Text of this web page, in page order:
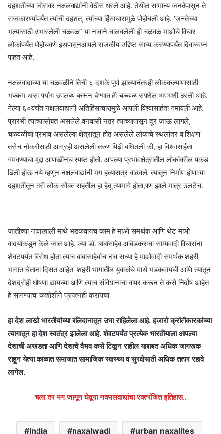
दहशतीच्या जोरावर नक्षलवाद्यांनी वेठीस धरले आहे. तेथील सामान्य जनतेपासून ते
राजकारण्यांपर्यंत त्यांची दहशत, त्यांच्या हिंसाचारामुळे पोहोचली आहे. ‘जनतेच्या
भल्यासाठी उभारलेली चळवळ” या नावाने चालवलेली ही चळवळ माओचे विचार
लोकांपर्यंत पोहोचवणे इथपासूनआपले राजकीय उद्दिष्ट साध्य करण्यापर्यंत दिवास्वप्न
पाहत आहे.
नक्षलवादाच्या या चळवळीने तिची ६ दशके पूर्ण झाल्यानंतरही लोककल्याणासाठी
भक्कम असा पर्याय उपलब्ध करून देण्यात ही चळवळ सपशेल अपयशी ठरली आहे.
गेल्या ६०वर्षांत नक्षलवाद्यांनी अतिहिंसाचारामुळे आपली विश्वासार्हता गमावली आहे.
प्रारंभी त्यांच्यासोबत असलेले वनवासी नंतर त्यांच्यापासून दूर जाऊ लागले,
चळवळीचा प्रभाव असलेल्या क्षेत्रातून होत असलेले लोकांचे स्थलांतर व शिक्षण
तसेच नोकरीसाठी आग्रही असलेली तरुण पिढ़ी बघितली की, हा विश्वासार्हता
गमवण्याचा मुद्दा आणखीनच स्पष्ट होतो. आपल्या प्रभावक्षेत्रातील लोकांवरील पकड
ढिली होऊ नये म्हणून नक्षलवाद्यांनी मग हत्यासत्र वाढवले. त्यातून निर्माण होणाऱ्या
दहशतीतून तरी लोक सोबत राहतील हा हेतू त्यामागे होता,पण झाले मात्र उलटेच.
जातीच्या नावाखाली माथे भडकवायचं काम हे माओ समर्थक आणि थेट माओ
वादयांकडून केले जात आहे. ज्या डॉ. बाबासाहेब आंबेडकरांचा साम्यवादी विचारांना
शेवटपर्यंत विरोध होता त्याच बाबासाहेबांच नाव सध्या हे माओवादी समर्थक शहरी
भागात घेताना दिसत आहेत. शहरी भागातील युवकांचे माथे भडकवायची आणि त्यातून
देशद्रोही घोषणा द्यायच्या आणि त्याच संविधानाचा वापर करून ते कसे निर्दोष आहेत
हे सांगण्याचा कशोशीने प्रयत्नही करायचा.
हा देश लाखो भारतीयांच्या बलिदानातून उभा राहिलेला आहे. हजारो क्रांतीकारकांच्या
त्यागातून हा देश स्वतंत्र झालेला आहे. शेवटपर्यंत प्रत्येक भारतीयाला आपल्या
देशाची अखंडता आणि देशाचे वैभव कसे टिकून राहील याबाबत अधिक जागरूक
राहून येत्या काळात समाजात सामाजिक स्वास्थ्य व सुरक्षेसाठी अधिक तत्पर रहावे
लागेल.
चला तर मग जाणून घेवूया नक्सलवाद्यांचा रक्तरंजित इतिहास..
India naxalwadi urban naxalites